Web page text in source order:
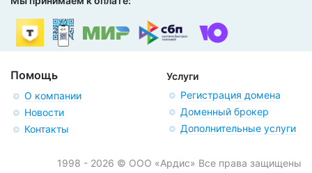
Помощь
О компании
Новости
Контакты
Услуги
Регистрация домена
Доменный брокер
Дополнительные услуги
1998 - 2026 © ООО «Ардис» Все права защищены